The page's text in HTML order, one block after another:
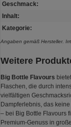
Geschmack:
Inhalt:
Kategorie:
Angaben gemäß Hersteller.
Weitere
Big Bottle Flavours
Flaschen, die durch
vielfältigen
Dampferlebnis, das
– bei Big Bottle Flavours
Premium-Genuss in